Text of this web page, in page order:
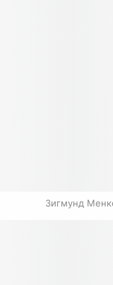
Зигмунд